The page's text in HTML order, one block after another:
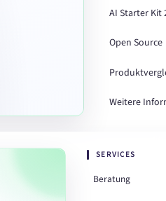
AI Starter Kit
Open Source
Weitere
SERVICES
Beratung